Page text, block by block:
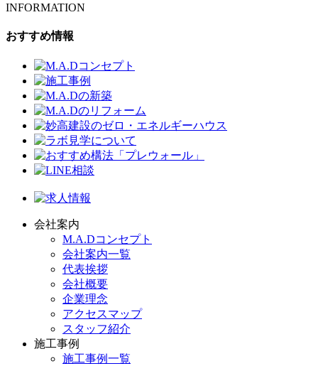
INFORMATION
おすすめ情報
会社案内
M.A.Dコンセプト
会社案内一覧
代表挨拶
会社概要
企業理念
アクセスマップ
スタッフ紹介
施工事例
施工事例一覧